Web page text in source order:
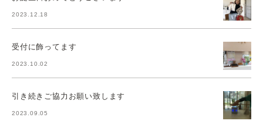
2023.12.18
受付に飾ってます
2023.10.02
引き続きご協力お願い致します
2023.09.05